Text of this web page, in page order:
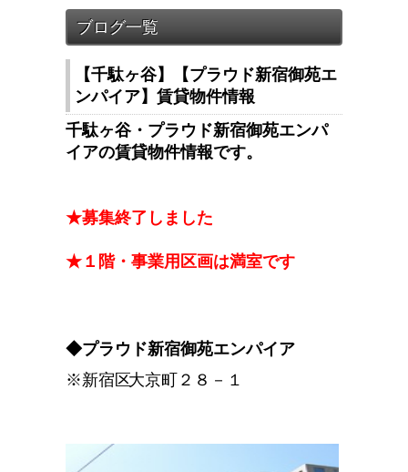
【千駄ヶ谷】【プラウド新宿御苑エ
ンパイア】賃貸物件情報
千駄ヶ谷・プラウド新宿御苑エンパ
イアの賃貸物件情報です。
★募集終了しました
★１階・事業用区画は満室です
◆プラウド新宿御苑エンパイア
※新宿区大京町２８－１